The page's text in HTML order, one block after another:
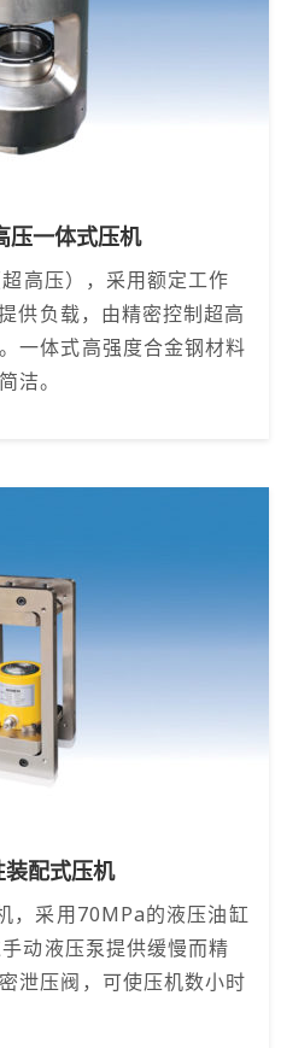
压一体式压机
高压），采用额定工作
供负载，由精密控制超高
一体式高强度合金钢材料
洁。
装配式压机
，采用70MPa的液压油缸
动液压泵提供缓慢而精
泄压阀，可使压机数小时